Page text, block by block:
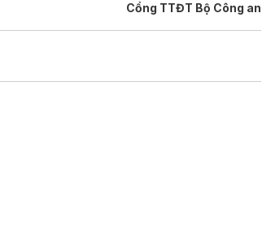
Cổng TTĐT Bộ Công an